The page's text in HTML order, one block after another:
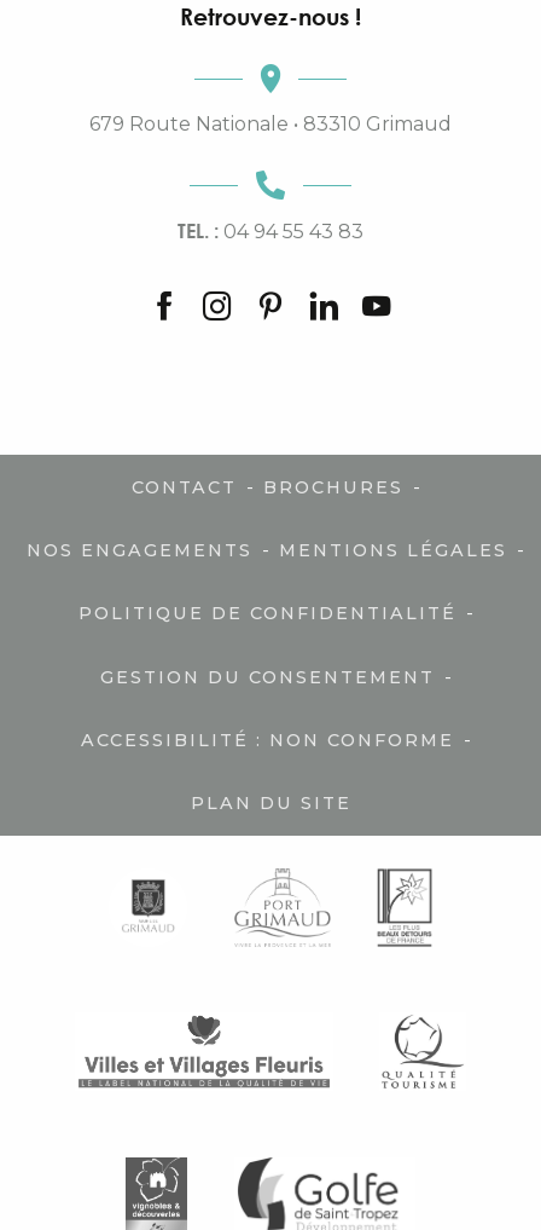
Retrouvez-nous !
679 Route Nationale • 83310 Grimaud
TEL. : 04 94 55 43 83
CONTACT - BROCHURES -
NOS ENGAGEMENTS - MENTIONS LÉGALES -
POLITIQUE DE CONFIDENTIALITÉ -
GESTION DU CONSENTEMENT -
ACCESSIBILITÉ : NON CONFORME -
PLAN DU SITE